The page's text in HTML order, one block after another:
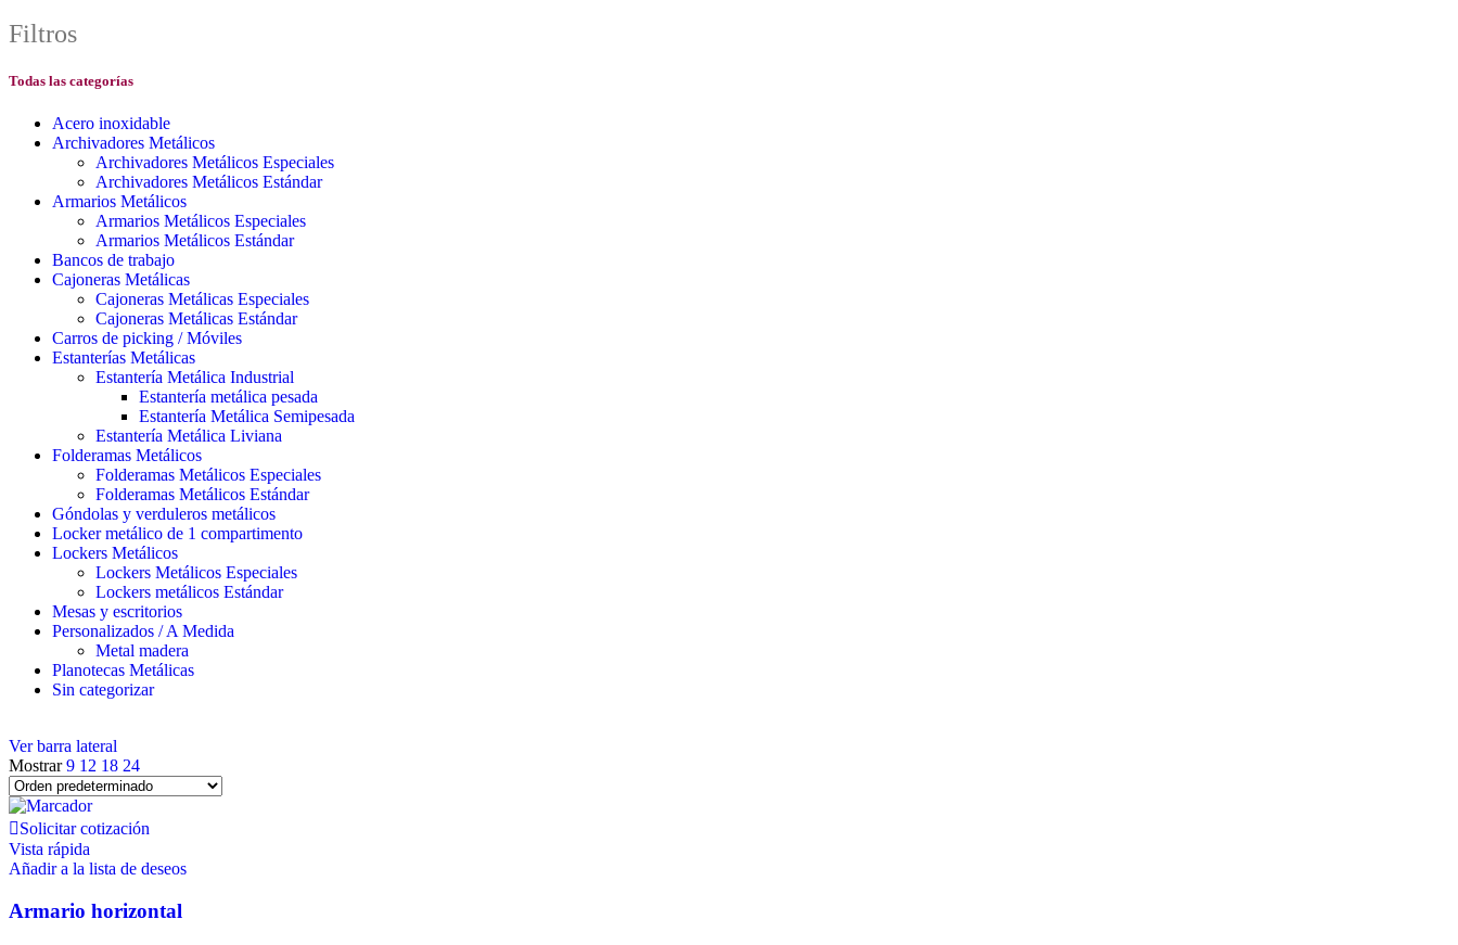
Filtros
Todas las categorías
Acero inoxidable
Archivadores Metálicos
Archivadores Metálicos Especiales
Archivadores Metálicos Estándar
Armarios Metálicos
Armarios Metálicos Especiales
Armarios Metálicos Estándar
Bancos de trabajo
Cajoneras Metálicas
Cajoneras Metálicas Especiales
Cajoneras Metálicas Estándar
Carros de picking / Móviles
Estanterías Metálicas
Estantería Metálica Industrial
Estantería metálica pesada
Estantería Metálica Semipesada
Estantería Metálica Liviana
Folderamas Metálicos
Folderamas Metálicos Especiales
Folderamas Metálicos Estándar
Góndolas y verduleros metálicos
Locker metálico de 1 compartimento
Lockers Metálicos
Lockers Metálicos Especiales
Lockers metálicos Estándar
Mesas y escritorios
Personalizados / A Medida
Metal madera
Planotecas Metálicas
Sin categorizar
Ver barra lateral
Mostrar9 12 18 24
Solicitar cotización
Vista rápida
Añadir a la lista de deseos
Armario horizontal